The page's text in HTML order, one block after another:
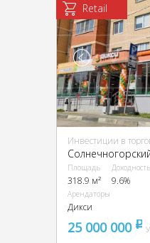
Retail
Инвестиции в
Площадь
318.9 м²
Доходность
9.6%
Арендаторы
Дикси
25 000 000